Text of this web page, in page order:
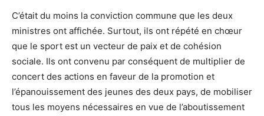
C’était du moins la conviction commune que les deux
ministres ont affichée. Surtout, ils ont répété en chœur
que le sport est un vecteur de paix et de cohésion
sociale. Ils ont convenu par conséquent de multiplier de
concert des actions en faveur de la promotion et
l’épanouissement des jeunes des deux pays, de mobiliser
tous les moyens nécessaires en vue de l’aboutissement